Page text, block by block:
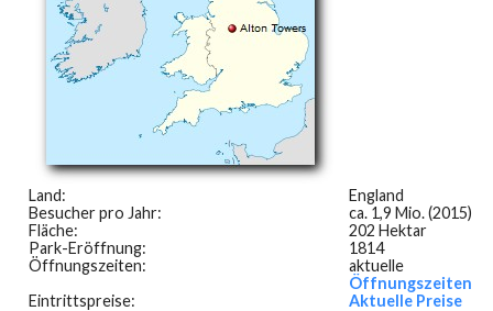
Land:
England
Besucher pro Jahr:
ca. 1,9 Mio. (2015)
Fläche:
202 Hektar
Park-Eröffnung:
1814
Öffnungszeiten:
aktuelle
Öffnungszeiten
Eintrittspreise:
Aktuelle Preise